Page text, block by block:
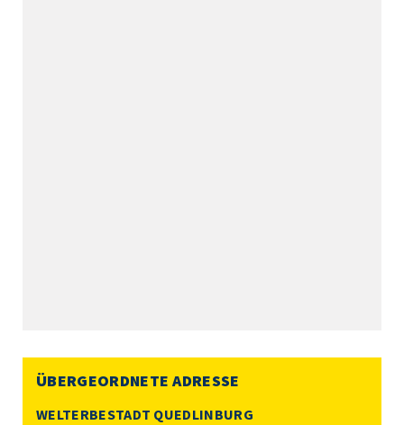
ÜBERGEORDNETE ADRESSE
WELTERBESTADT QUEDLINBURG